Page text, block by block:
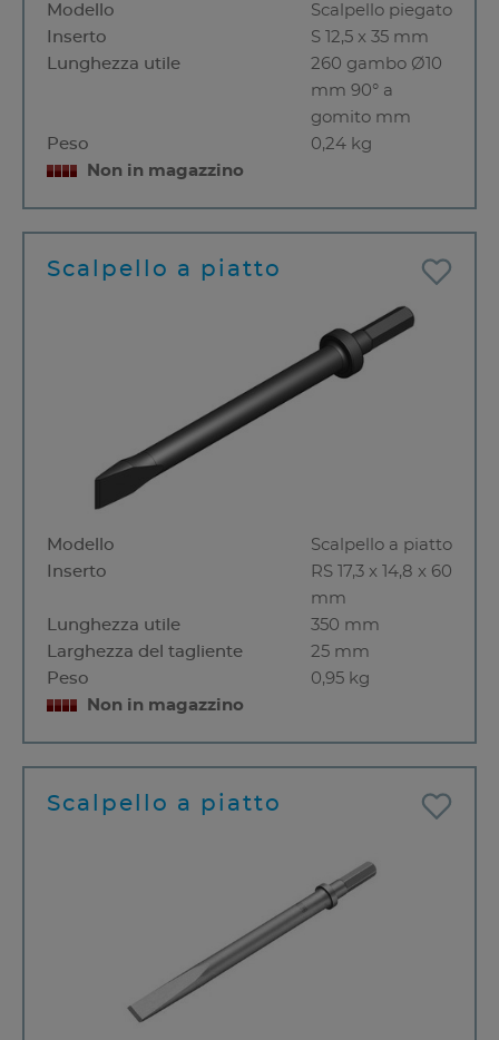
Modello
Scalpello piegato
Inserto
S 12,5 x 35 mm
Lunghezza utile
260 gambo Ø10
mm 90° a
gomito mm
Peso
0,24 kg
Non in magazzino
Scalpello a piatto
Modello
Scalpello a piatto
Inserto
RS 17,3 x 14,8 x 60
mm
Lunghezza utile
350 mm
Larghezza del tagliente
25 mm
Peso
0,95 kg
Non in magazzino
Scalpello a piatto